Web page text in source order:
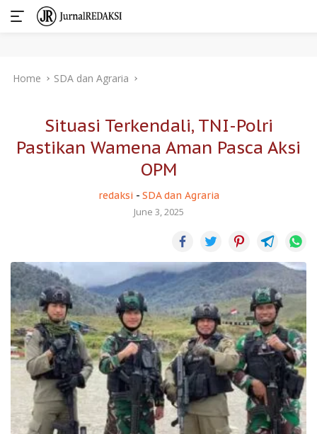
Home SDA dan Agraria
Situasi Terkendali, TNI-Polri
Pastikan Wamena Aman Pasca Aksi
OPM
redaksi - SDA dan Agraria
June 3, 2025